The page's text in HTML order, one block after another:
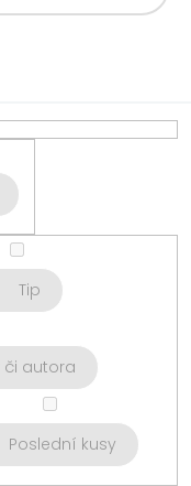
Tip
či autora
Poslední kusy